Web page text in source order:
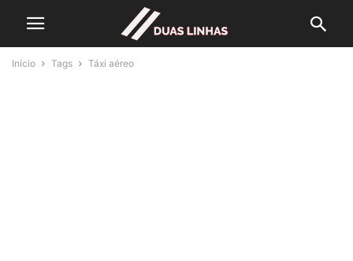
Início Tags Táxi aéreo